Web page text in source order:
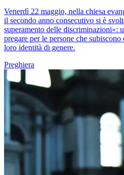
Venerdì 22 maggio, nella chiesa
il secondo anno consecutivo si è
superamento delle discriminazioni»:
pregare per le persone che
loro identità di genere.
Preghiera